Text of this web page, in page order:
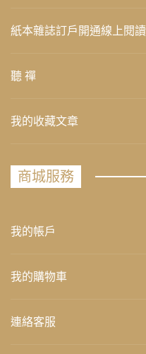
紙本雜誌訂戶開通線上閱讀
聽 禪
我的收藏文章
商城服務
我的帳戶
我的購物車
連絡客服